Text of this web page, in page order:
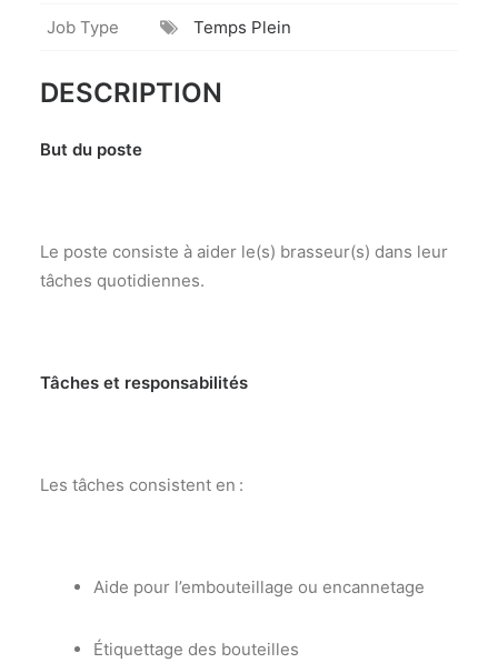
Job Type Temps Plein
DESCRIPTION
But du poste
Le poste consiste à aider le(s) brasseur(s) dans leur
tâches quotidiennes.
Tâches et responsabilités
Les tâches consistent en :
Aide pour l’embouteillage ou encannetage
Étiquettage des bouteilles